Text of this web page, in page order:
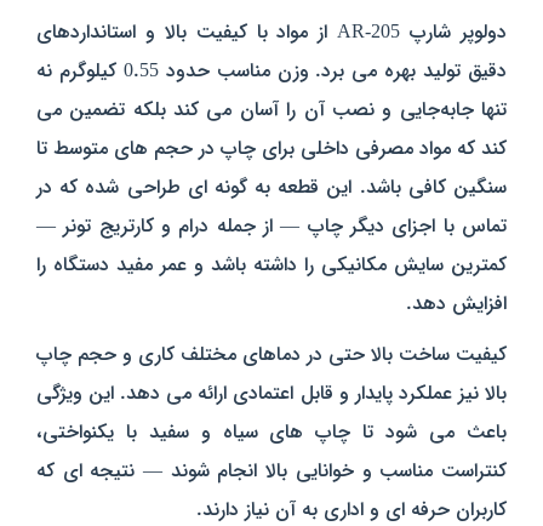
دولوپر شارپ AR-205 از مواد با کیفیت بالا و استانداردهای
دقیق تولید بهره می‌ برد. وزن مناسب حدود 0.55 کیلوگرم نه‌
تنها جابه‌جایی و نصب آن را آسان می‌ کند بلکه تضمین می‌
کند که مواد مصرفی داخلی برای چاپ در حجم‌ های متوسط تا
سنگین کافی باشد. این قطعه به گونه‌ ای طراحی شده که در
تماس با اجزای دیگر چاپ — از جمله درام و کارتریج تونر —
کمترین سایش مکانیکی را داشته باشد و عمر مفید دستگاه را
افزایش دهد.
کیفیت ساخت بالا حتی در دماهای مختلف کاری و حجم چاپ
بالا نیز عملکرد پایدار و قابل اعتمادی ارائه می‌ دهد. این ویژگی
باعث می‌ شود تا چاپ‌ های سیاه و سفید با یکنواختی،
کنتراست مناسب و خوانایی بالا انجام شوند — نتیجه‌ ای که
کاربران حرفه‌ ای و اداری به آن نیاز دارند.